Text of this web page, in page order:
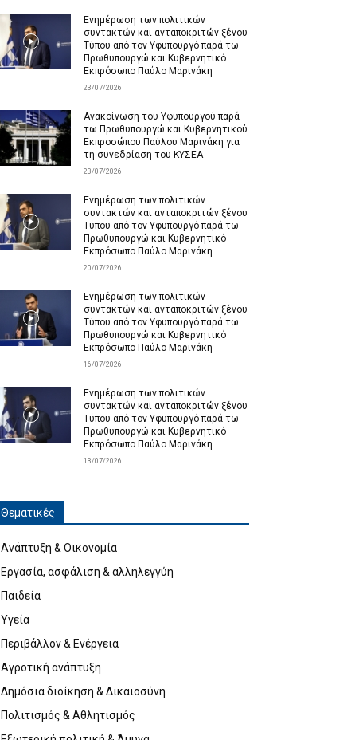
Ενημέρωση των πολιτικών
συντακτών και ανταποκριτών ξένου
Τύπου από τον Υφυπουργό παρά τω
Πρωθυπουργώ και Κυβερνητικό
Εκπρόσωπο Παύλο Μαρινάκη
23/07/2026
Ανακοίνωση του Υφυπουργού παρά
τω Πρωθυπουργώ και Κυβερνητικού
Εκπροσώπου Παύλου Μαρινάκη για
τη συνεδρίαση του ΚΥΣΕΑ
23/07/2026
Ενημέρωση των πολιτικών
συντακτών και ανταποκριτών ξένου
Τύπου από τον Υφυπουργό παρά τω
Πρωθυπουργώ και Κυβερνητικό
Εκπρόσωπο Παύλο Μαρινάκη
20/07/2026
Ενημέρωση των πολιτικών
συντακτών και ανταποκριτών ξένου
Τύπου από τον Υφυπουργό παρά τω
Πρωθυπουργώ και Κυβερνητικό
Εκπρόσωπο Παύλο Μαρινάκη
16/07/2026
Ενημέρωση των πολιτικών
συντακτών και ανταποκριτών ξένου
Τύπου από τον Υφυπουργό παρά τω
Πρωθυπουργώ και Κυβερνητικό
Εκπρόσωπο Παύλο Μαρινάκη
13/07/2026
Θεματικές
Ανάπτυξη & Οικονομία
Εργασία, ασφάλιση & αλληλεγγύη
Παιδεία
Υγεία
Περιβάλλον & Ενέργεια
Αγροτική ανάπτυξη
Δημόσια διοίκηση & Δικαιοσύνη
Πολιτισμός & Αθλητισμός